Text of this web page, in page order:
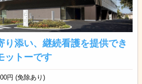
り添い、継続看護を提供でき
ットーです
円 (免除あり)